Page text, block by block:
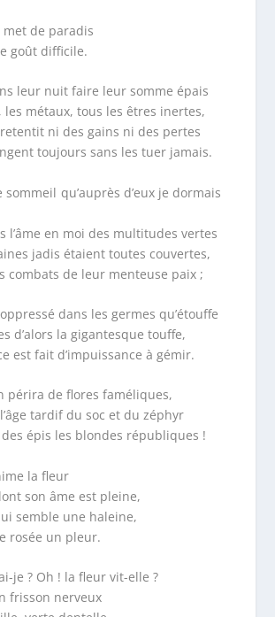
met de paradis
goût difficile.
leur nuit faire leur somme épais
les métaux, tous les êtres inertes,
ni des gains ni des pertes
toujours sans les tuer jamais.
sommeil qu’auprès d’eux je dormais
l’âme en moi des multitudes vertes
jadis étaient toutes couvertes,
combats de leur menteuse paix ;
dans les germes qu’étouffe
d’alors la gigantesque touffe,
est fait d’impuissance à gémir.
périra de flores faméliques,
tardif du soc et du zéphyr
épis les blondes républiques !
la fleur
son âme est pleine,
semble une haleine,
rosée un pleur.
je ? Oh ! la fleur vit-elle ?
frisson nerveux